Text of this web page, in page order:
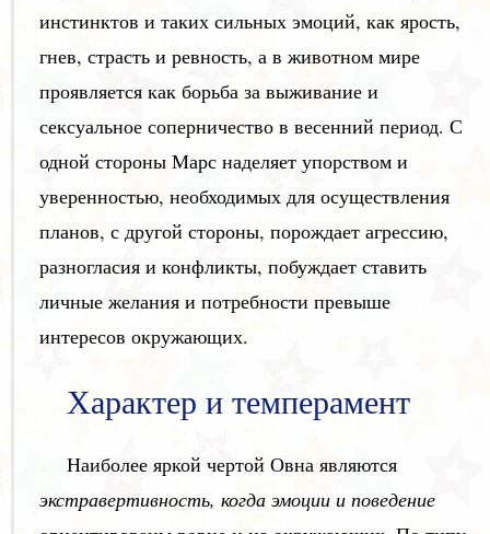
инстинктов и таких сильных эмоций, как ярость,
гнев, страсть и ревность, а в животном мире
проявляется как борьба за выживание и
сексуальное соперничество в весенний период. С
одной стороны Марс наделяет упорством и
уверенностью, необходимых для осуществления
планов, с другой стороны, порождает агрессию,
разногласия и конфликты, побуждает ставить
личные желания и потребности превыше
интересов окружающих.
Характер и темперамент
Наиболее яркой чертой Овна являются
экстравертивность, когда эмоции и поведение